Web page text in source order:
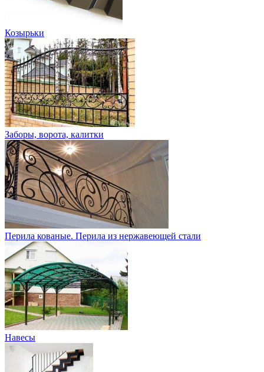
Козырьки
Заборы, ворота, калитки
Перила кованые. Перила из нержавеющей стали
Навесы